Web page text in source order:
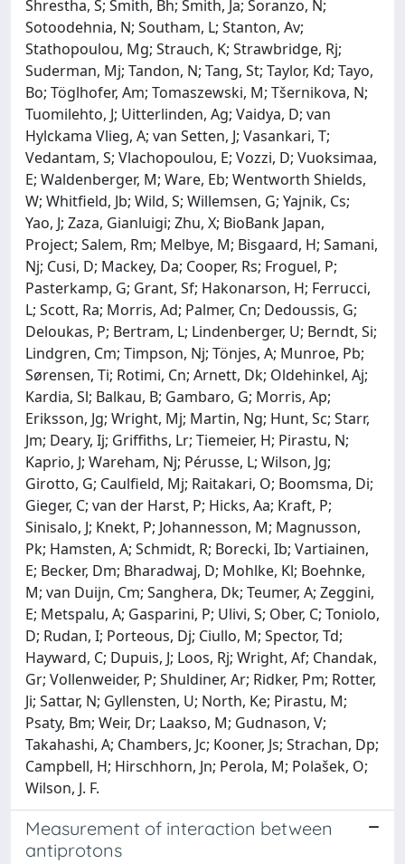
Shrestha, S; Smith, Bh; Smith, Ja; Soranzo, N;
Sotoodehnia, N; Southam, L; Stanton, Av;
Stathopoulou, Mg; Strauch, K; Strawbridge, Rj;
Suderman, Mj; Tandon, N; Tang, St; Taylor, Kd; Tayo,
Bo; Töglhofer, Am; Tomaszewski, M; Tšernikova, N;
Tuomilehto, J; Uitterlinden, Ag; Vaidya, D; van
Hylckama Vlieg, A; van Setten, J; Vasankari, T;
Vedantam, S; Vlachopoulou, E; Vozzi, D; Vuoksimaa,
E; Waldenberger, M; Ware, Eb; Wentworth Shields,
W; Whitfield, Jb; Wild, S; Willemsen, G; Yajnik, Cs;
Yao, J; Zaza, Gianluigi; Zhu, X; BioBank Japan,
Project; Salem, Rm; Melbye, M; Bisgaard, H; Samani,
Nj; Cusi, D; Mackey, Da; Cooper, Rs; Froguel, P;
Pasterkamp, G; Grant, Sf; Hakonarson, H; Ferrucci,
L; Scott, Ra; Morris, Ad; Palmer, Cn; Dedoussis, G;
Deloukas, P; Bertram, L; Lindenberger, U; Berndt, Si;
Lindgren, Cm; Timpson, Nj; Tönjes, A; Munroe, Pb;
Sørensen, Ti; Rotimi, Cn; Arnett, Dk; Oldehinkel, Aj;
Kardia, Sl; Balkau, B; Gambaro, G; Morris, Ap;
Eriksson, Jg; Wright, Mj; Martin, Ng; Hunt, Sc; Starr,
Jm; Deary, Ij; Griffiths, Lr; Tiemeier, H; Pirastu, N;
Kaprio, J; Wareham, Nj; Pérusse, L; Wilson, Jg;
Girotto, G; Caulfield, Mj; Raitakari, O; Boomsma, Di;
Gieger, C; van der Harst, P; Hicks, Aa; Kraft, P;
Sinisalo, J; Knekt, P; Johannesson, M; Magnusson,
Pk; Hamsten, A; Schmidt, R; Borecki, Ib; Vartiainen,
E; Becker, Dm; Bharadwaj, D; Mohlke, Kl; Boehnke,
M; van Duijn, Cm; Sanghera, Dk; Teumer, A; Zeggini,
E; Metspalu, A; Gasparini, P; Ulivi, S; Ober, C; Toniolo,
D; Rudan, I; Porteous, Dj; Ciullo, M; Spector, Td;
Hayward, C; Dupuis, J; Loos, Rj; Wright, Af; Chandak,
Gr; Vollenweider, P; Shuldiner, Ar; Ridker, Pm; Rotter,
Ji; Sattar, N; Gyllensten, U; North, Ke; Pirastu, M;
Psaty, Bm; Weir, Dr; Laakso, M; Gudnason, V;
Takahashi, A; Chambers, Jc; Kooner, Js; Strachan, Dp;
Campbell, H; Hirschhorn, Jn; Perola, M; Polašek, O;
Wilson, J. F.
Measurement of interaction between
antiprotons